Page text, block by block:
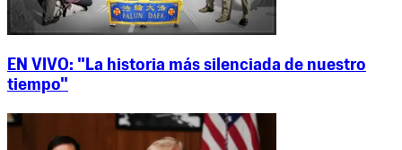
EN VIVO: "La historia más silenciada de nuestro
tiempo"